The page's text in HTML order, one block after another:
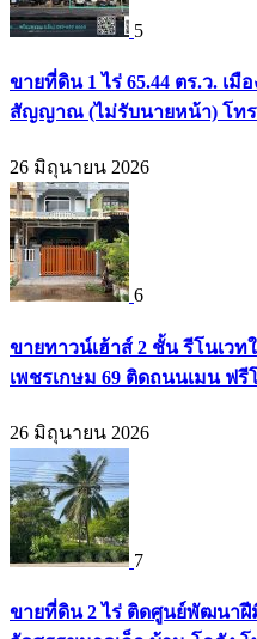
5
ขายที่ดิน 1 ไร่ 65.44 ตร.ว. เมื
สัญญาณ (ไม่รับนายหน้า) โทร
26 มิถุนายน 2026
6
ขายทาวน์เฮ้าส์ 2 ชั้น รีโนเว
เพชรเกษม 69 ติดถนนเมน ฟรี
26 มิถุนายน 2026
7
ขายที่ดิน 2 ไร่ ติดศูนย์พัฒนา